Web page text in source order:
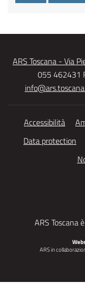
ARS Toscana - Via
055 462431
Accessibilità
Data protection
ARS Toscana
ARS in